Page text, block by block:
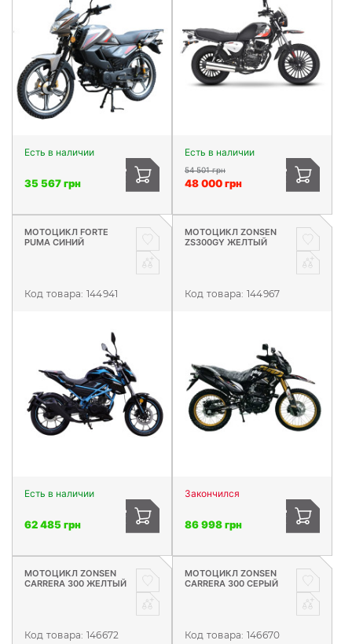
Есть в наличии
35 567 грн
Есть в наличии
54 501 грн
48 000 грн
МОТОЦИКЛ FORTE
PUMA СИНИЙ
Код товара: 144941
Есть в наличии
62 485 грн
МОТОЦИКЛ ZONSEN
ZS300GY ЖЕЛТЫЙ
Код товара: 144967
Закончился
86 998 грн
МОТОЦИКЛ ZONSEN
CARRERA 300 ЖЕЛТЫЙ
Код товара: 146672
МОТОЦИКЛ ZONSEN
CARRERA 300 СЕРЫЙ
Код товара: 146670